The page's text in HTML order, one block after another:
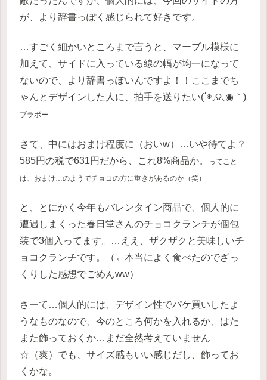
が、より辞書っぽく感じられて好きです。
…すごく細かいところまで言うと、マーブル模様に
加えて、サイドに入っている線の幅が均一になって
ないので、より辞書っぽいんですよ！！ここまでち
ゃんとデザインした人に、拍手を送りたい(΄◉◞౪◟◉｀)
ブラボー
さて、中にはおまけ程度に（おいw）…いや待てよ？
585円の税で631円だから、これ8%商品か。
ってこと
は、おまけ…のようでチョコの方に重きがあるのか（笑）
と、とにかく今年もバレンタイン商品で、個人的に
遭遇しまくった春日堂さんのチョコクランチが個包
装で3個入ってます。…ええ、ザクザクと美味しいチ
ョコクランチです。（←本当によく食べたのでざっ
くりした感想でごめんww）
さーて…個人的には、デザイン性でパケ買いしたよ
うなものなので、今のところ何かを入れるか、はた
また飾っておくか…まだ全然考えていません
☆（爽）でも、サイズ感もいい感じだし、飾ってお
くかな。